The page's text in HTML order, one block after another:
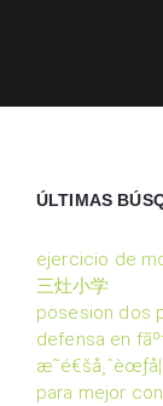
ÚLTIMAS
ejercicio de
三灶小学
posesion dos
defensa en
para mejor